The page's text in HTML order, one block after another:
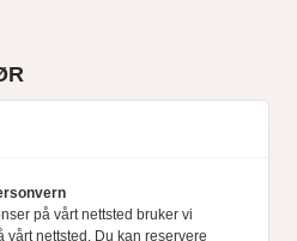
på vårt nettsted bruker vi
vårt nettsted. Du kan reservere